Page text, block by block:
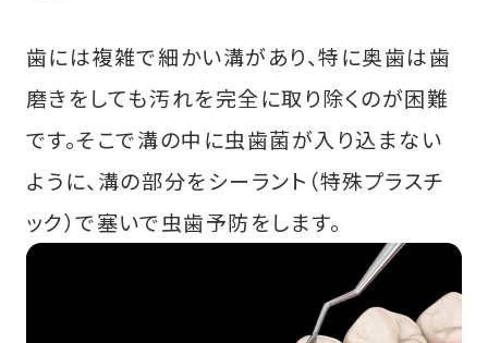
歯には複雑で細かい溝があり、特に奥歯は歯
磨きをしても汚れを完全に取り除くのが困難
です。そこで溝の中に虫歯菌が入り込まない
ように、溝の部分をシーラント（特殊プラスチ
ック）で塞いで虫歯予防をします。